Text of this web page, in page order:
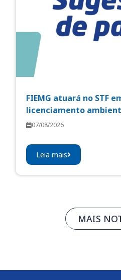
FIEMG atuará no STF
licenciamento
07/08/2026
Leia mais
MAIS